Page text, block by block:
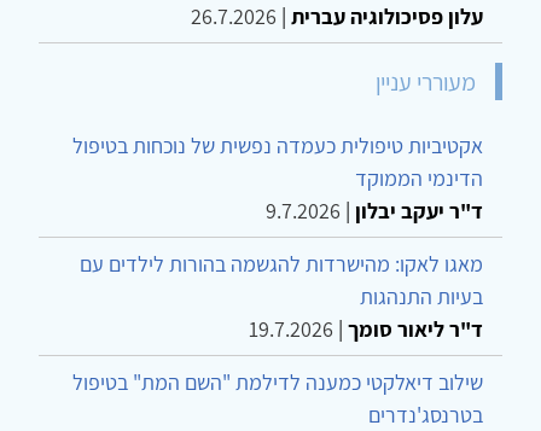
עלון פסיכולוגיה עברית |
26.7.2026
מעוררי עניין
אקטיביות טיפולית כעמדה נפשית של נוכחות בטיפול
הדינמי הממוקד
ד"ר יעקב יבלון |
9.7.2026
מאגו לאקו: מהישרדות להגשמה בהורות לילדים עם
בעיות התנהגות
ד"ר ליאור סומך |
19.7.2026
שילוב דיאלקטי כמענה לדילמת "השם המת" בטיפול
בטרנסג'נדרים